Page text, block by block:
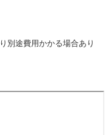
別途費用かかる場合あり